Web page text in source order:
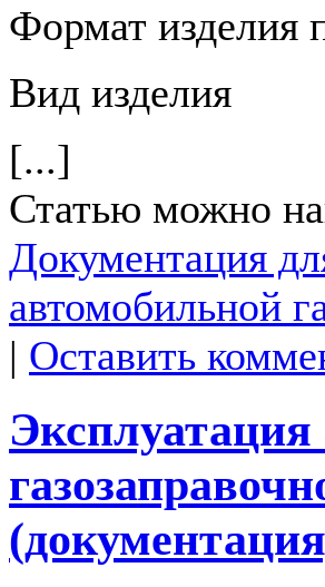
Формат изделия
Вид изделия
[...]
Статью можно
Документация
автомобильной
| Оставить